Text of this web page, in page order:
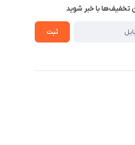
تخفیف‌ها با‌ خبر شوید
ثبت